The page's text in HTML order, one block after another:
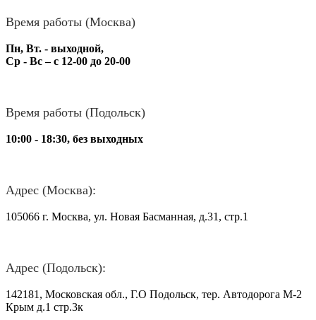
Время работы (Москва)
Пн, Вт. - выходной,
Ср - Вс – с 12-00 до 20-00
Время работы (Подольск)
10:00 - 18:30, без выходных
Адрес (Москва):
105066 г. Москва, ул. Новая Басманная, д.31, стр.1
Адрес (Подольск):
142181, Московская обл., Г.О Подольск, тер. Автодорога М-2
Крым д.1 стр.3к